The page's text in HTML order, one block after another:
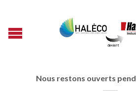
Nous restons ouverts